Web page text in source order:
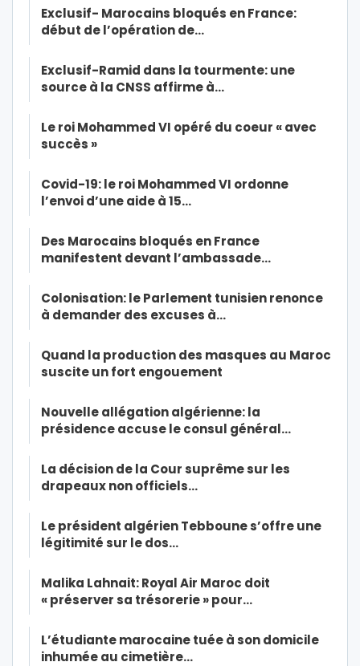
Exclusif- Marocains bloqués en France:
début de l’opération de…
Exclusif-Ramid dans la tourmente: une
source à la CNSS affirme à…
Le roi Mohammed VI opéré du coeur « avec
succès »
Covid-19: le roi Mohammed VI ordonne
l’envoi d’une aide à 15…
Des Marocains bloqués en France
manifestent devant l’ambassade…
Colonisation: le Parlement tunisien renonce
à demander des excuses à…
Quand la production des masques au Maroc
suscite un fort engouement
Nouvelle allégation algérienne: la
présidence accuse le consul général…
La décision de la Cour suprême sur les
drapeaux non officiels…
Le président algérien Tebboune s’offre une
légitimité sur le dos…
Malika Lahnait: Royal Air Maroc doit
« préserver sa trésorerie » pour…
L’étudiante marocaine tuée à son domicile
inhumée au cimetière…